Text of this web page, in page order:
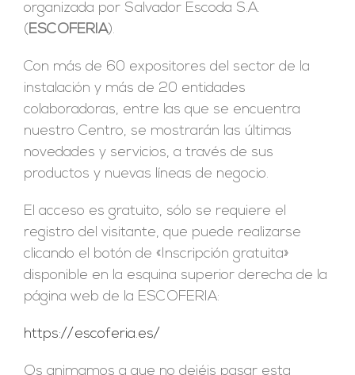
organizada por Salvador Escoda S.A.
(ESCOFERIA).
Con más de 60 expositores del sector de la
instalación y más de 20 entidades
colaboradoras, entre las que se encuentra
nuestro Centro, se mostrarán las últimas
novedades y servicios, a través de sus
productos y nuevas líneas de negocio.
El acceso es gratuito, sólo se requiere el
registro del visitante, que puede realizarse
clicando el botón de «Inscripción gratuita»
disponible en la esquina superior derecha de la
página web de la ESCOFERIA:
https://escoferia.es/
Os animamos a que no dejéis pasar esta